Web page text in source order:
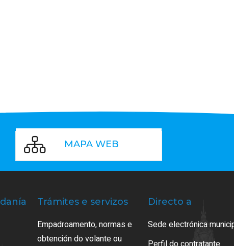
MAPA WEB
Trámites e servizos
Empadroamento, normas e
obtención do volante ou
Directo a
Sede electrónica